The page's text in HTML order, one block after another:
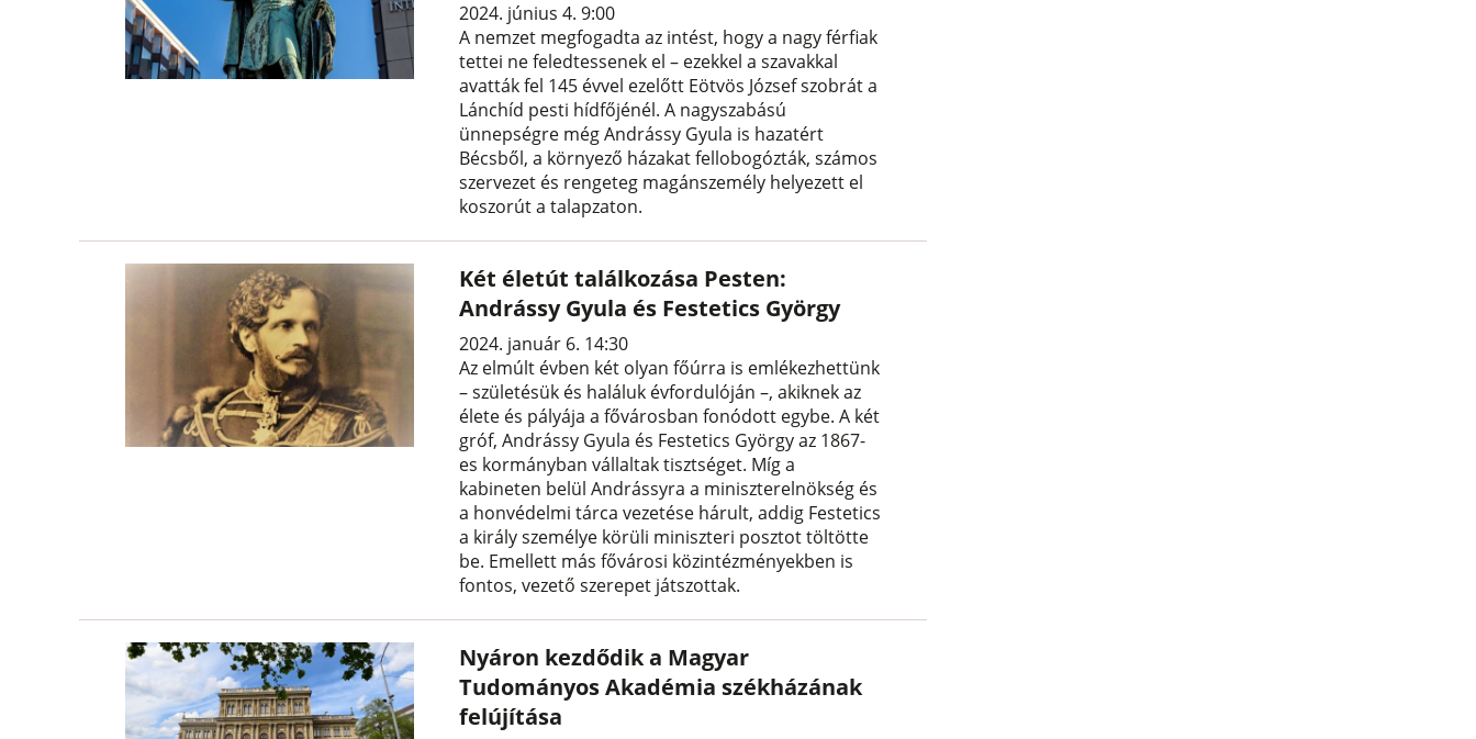
2024. június 4. 9:00
A nemzet megfogadta az intést, hogy a nagy férfiak
tettei ne feledtessenek el – ezekkel a szavakkal
avatták fel 145 évvel ezelőtt Eötvös József szobrát a
Lánchíd pesti hídfőjénél. A nagyszabású
ünnepségre még Andrássy Gyula is hazatért
Bécsből, a környező házakat fellobogózták, számos
szervezet és rengeteg magánszemély helyezett el
koszorút a talapzaton.
Két életút találkozása Pesten:
Andrássy Gyula és Festetics György
2024. január 6. 14:30
Az elmúlt évben két olyan főúrra is emlékezhettünk
– születésük és haláluk évfordulóján –, akiknek az
élete és pályája a fővárosban fonódott egybe. A két
gróf, Andrássy Gyula és Festetics György az 1867-
es kormányban vállaltak tisztséget. Míg a
kabineten belül Andrássyra a miniszterelnökség és
a honvédelmi tárca vezetése hárult, addig Festetics
a király személye körüli miniszteri posztot töltötte
be. Emellett más fővárosi közintézményekben is
fontos, vezető szerepet játszottak.
Nyáron kezdődik a Magyar
Tudományos Akadémia székházának
felújítása